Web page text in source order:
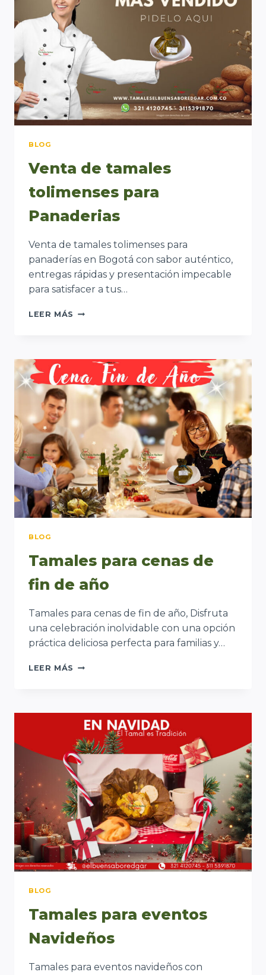
BLOG
Venta de tamales
tolimenses para
Panaderias
Venta de tamales tolimenses para
panaderías en Bogotá con sabor auténtico,
entregas rápidas y presentación impecable
para satisfacer a tus…
LEER MÁS VENTA
PARA
PANADERIAS
BLOG
Tamales para cenas de
fin de año
Tamales para cenas de fin de año, Disfruta
una celebración inolvidable con una opción
práctica deliciosa perfecta para familias y…
LEER MÁS TAMALES
FIN
AÑO
BLOG
Tamales para eventos
Navideños
Tamales para eventos navideños con